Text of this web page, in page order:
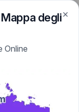
×
degli
Online